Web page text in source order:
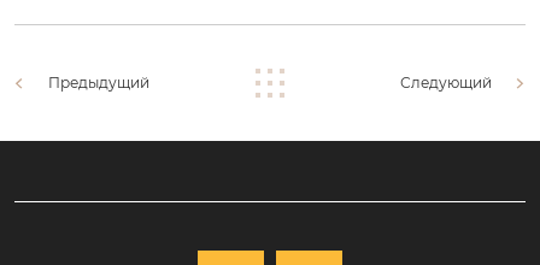
Предыдущий Следующий